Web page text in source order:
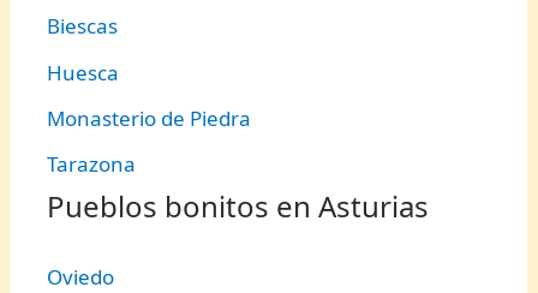
Biescas
Huesca
Monasterio de Piedra
Tarazona
Pueblos bonitos en Asturias
Oviedo